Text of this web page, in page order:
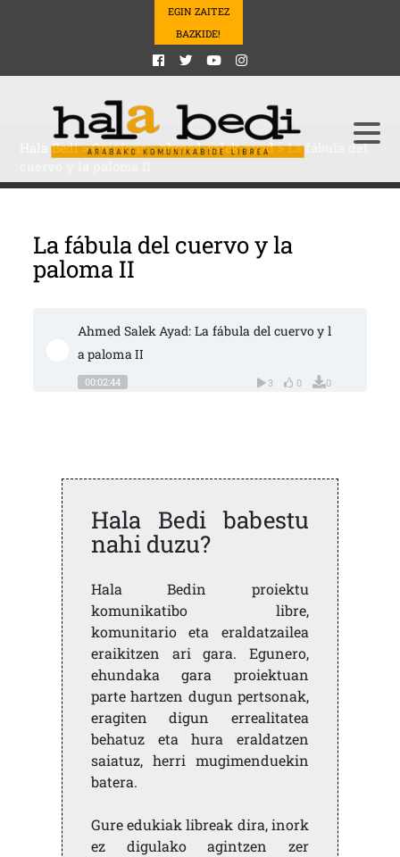
EGIN ZAITEZ
BAZKIDE!
Hala Bedi>Opinions>ahmed-salek-ayad>La fábula del
La fábula del cuervo y la
paloma II
Ahmed Salek Ayad: La fábula del cuervo y l
a paloma II
00:02:44 3 0 0
Hala Bedi babestu
nahi duzu?
Hala Bedin proiektu
komunikatibo libre,
komunitario eta eraldatzailea
eraikitzen ari gara. Egunero,
ehundaka gara proiektuan
parte hartzen dugun pertsonak,
eragiten digun errealitatea
behatuz eta hura eraldatzen
saiatuz, herri mugimenduekin
batera.
Gure edukiak libreak dira, inork
ez digulako agintzen zer